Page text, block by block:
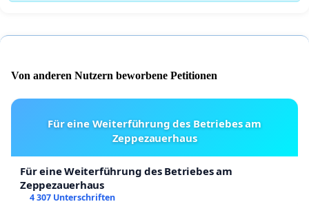
Von anderen Nutzern beworbene Petitionen
Für eine Weiterführung des Betriebes am
Zeppezauerhaus
Für eine Weiterführung des Betriebes am
Zeppezauerhaus
4 307 Unterschriften